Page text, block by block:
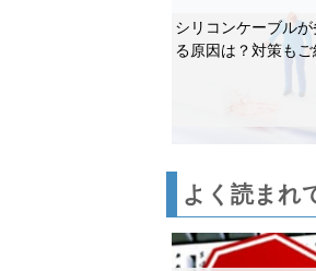
シリコンケーブルが
る原因は？対策もご
よく読まれ